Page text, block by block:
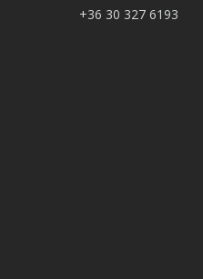
+36 30 327 6193